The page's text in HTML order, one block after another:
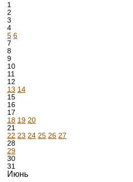
1
2
3
4
5 6
7
8
9
10
11
12
13 14
15
16
17
18 19 20
21
22 23 24 25 26 27
28
29
30
31
Июнь